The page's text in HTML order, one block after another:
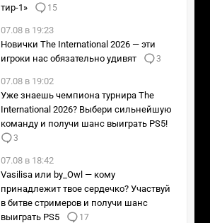
тир-1»
15
07.08 в 19:23
Новички The International 2026 — эти
игроки нас обязательно удивят
3
07.08 в 19:02
Уже знаешь чемпиона турнира The
International 2026? Выбери сильнейшую
команду и получи шанс выиграть PS5!
3
07.08 в 18:42
Vasilisa или by_Owl — кому
принадлежит твое сердечко? Участвуй
в битве стримеров и получи шанс
выиграть PS5
17